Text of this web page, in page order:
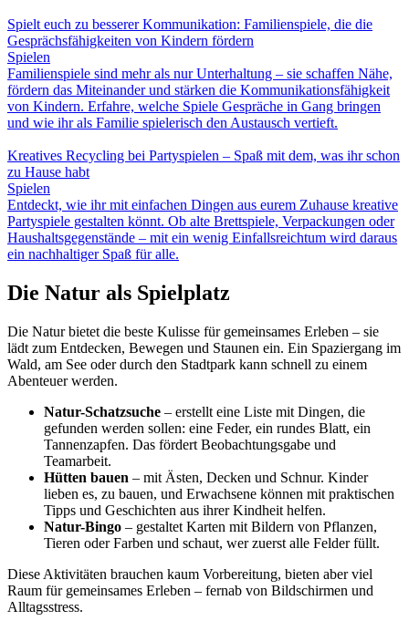
Spielt euch zu besserer Kommunikation: Familienspiele, die die
Gesprächsfähigkeiten von Kindern fördern
Spielen
Familienspiele sind mehr als nur Unterhaltung – sie schaffen Nähe,
fördern das Miteinander und stärken die Kommunikationsfähigkeit
von Kindern. Erfahre, welche Spiele Gespräche in Gang bringen
und wie ihr als Familie spielerisch den Austausch vertieft.
Kreatives Recycling bei Partyspielen – Spaß mit dem, was ihr schon
zu Hause habt
Spielen
Entdeckt, wie ihr mit einfachen Dingen aus eurem Zuhause kreative
Partyspiele gestalten könnt. Ob alte Brettspiele, Verpackungen oder
Haushaltsgegenstände – mit ein wenig Einfallsreichtum wird daraus
ein nachhaltiger Spaß für alle.
Die Natur als Spielplatz
Die Natur bietet die beste Kulisse für gemeinsames Erleben – sie
lädt zum Entdecken, Bewegen und Staunen ein. Ein Spaziergang im
Wald, am See oder durch den Stadtpark kann schnell zu einem
Abenteuer werden.
Natur-Schatzsuche – erstellt eine Liste mit Dingen, die
gefunden werden sollen: eine Feder, ein rundes Blatt, ein
Tannenzapfen. Das fördert Beobachtungsgabe und
Teamarbeit.
Hütten bauen – mit Ästen, Decken und Schnur. Kinder
lieben es, zu bauen, und Erwachsene können mit praktischen
Tipps und Geschichten aus ihrer Kindheit helfen.
Natur-Bingo – gestaltet Karten mit Bildern von Pflanzen,
Tieren oder Farben und schaut, wer zuerst alle Felder füllt.
Diese Aktivitäten brauchen kaum Vorbereitung, bieten aber viel
Raum für gemeinsames Erleben – fernab von Bildschirmen und
Alltagsstress.